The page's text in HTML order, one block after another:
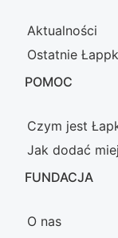
Aktualności
Ostatnie
POMOC
Czym jest
Jak dodać
FUNDACJA
O nas